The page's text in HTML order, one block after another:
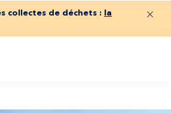
collectes de déchets :
la